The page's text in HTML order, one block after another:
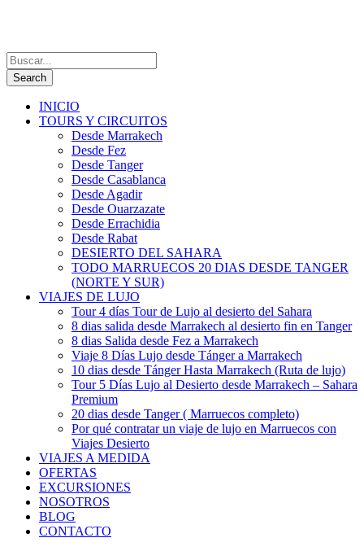
INICIO
TOURS Y CIRCUITOS
Desde Marrakech
Desde Fez
Desde Tanger
Desde Casablanca
Desde Agadir
Desde Ouarzazate
Desde Errachidia
Desde Rabat
DESIERTO DEL SAHARA
TODO MARRUECOS 20 DIAS DESDE TANGER
(NORTE Y SUR)
VIAJES DE LUJO
Tour 4 días Tour de Lujo al desierto del Sahara
8 dias salida desde Marrakech al desierto fin en Tanger
8 dias Salida desde Fez a Marrakech
Viaje 8 Días Lujo desde Tánger a Marrakech
10 dias desde Tánger Hasta Marrakech (Ruta de lujo)
Tour 5 Días Lujo al Desierto desde Marrakech – Sahara
Premium
20 dias desde Tanger ( Marruecos completo)
Por qué contratar un viaje de lujo en Marruecos con
Viajes Desierto
VIAJES A MEDIDA
OFERTAS
EXCURSIONES
NOSOTROS
BLOG
CONTACTO